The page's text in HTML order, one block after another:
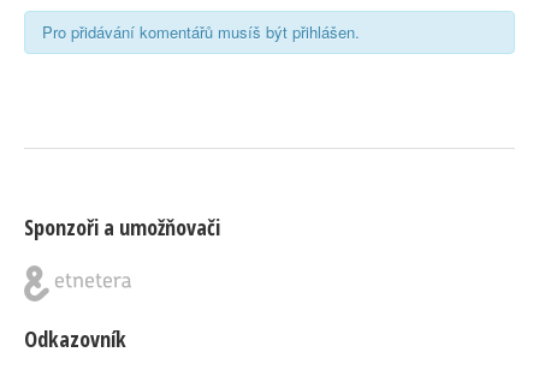
Pro přidávání komentářů musíš být přihlášen.
Sponzoři a umožňovači
Odkazovník